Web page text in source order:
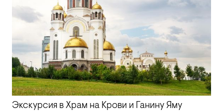
Экскурсия в Храм на Крови и Ганину Яму